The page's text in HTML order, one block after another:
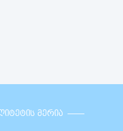
ᲛᲔᲠᲘᲐ